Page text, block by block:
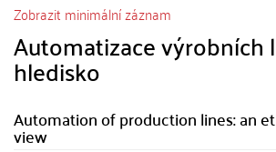
Zobrazit minimální záznam
Automatizace výrobních
hledisko
Automation of production lines: an
view